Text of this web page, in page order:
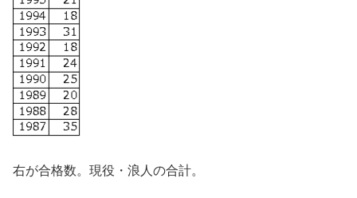
右が合格数。現役・浪人の合計。